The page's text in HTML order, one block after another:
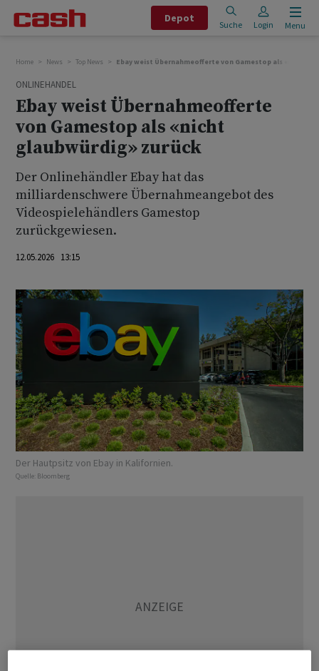
Depot
Suche Login Menu
Home News Top News Ebay weist Übernahmeofferte von Gamestop als «nicht
ONLINEHANDEL
Ebay weist Übernahmeofferte
von Gamestop als «nicht
glaubwürdig» zurück
Der Onlinehändler Ebay hat das
milliardenschwere Übernahmeangebot des
Videospielehändlers Gamestop
zurückgewiesen.
12.05.2026 13:15
Der Hautpsitz von Ebay in Kalifornien.
Quelle: Bloomberg